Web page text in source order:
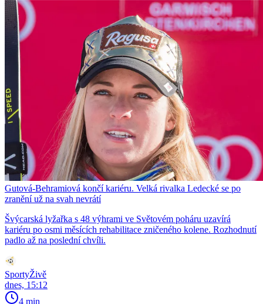
Gutová-Behramiová končí kariéru. Velká rivalka Ledecké se po
zranění už na svah nevrátí
Švýcarská lyžařka s 48 výhrami ve Světovém poháru uzavírá
kariéru po osmi měsících rehabilitace zničeného kolene. Rozhodnutí
padlo až na poslední chvíli.
SportyŽivě
dnes, 15:12
4 min